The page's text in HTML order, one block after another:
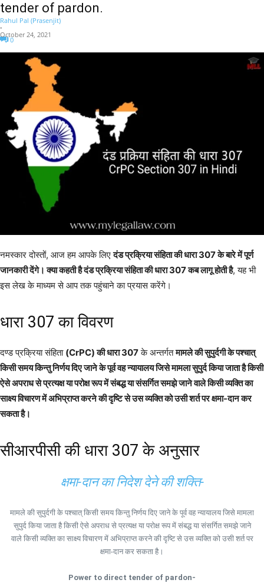
tender of pardon.
Rahul Pal (Prasenjit)
-
October 24, 2021
0
नमस्कार दोस्तों, आज हम आपके लिएदंड प्रक्रिया संहिता की धारा 307 के बारे में पूर्ण
जानकारी देंगे। क्या कहती है दंड प्रक्रिया संहिता की धारा 307 कब लागू होती है, यह भी
इस लेख के माध्यम से आप तक पहुंचाने का प्रयास करेंगे।
धारा 307 का विवरण
दण्ड प्रक्रिया संहिता (CrPC) की धारा 307के अन्तर्गतमामले की सुपुर्दगी के पश्चात्
किसी समय किन्तु निर्णय दिए जाने के पूर्व वह न्यायालय जिसे मामला सुपुर्द किया जाता है किसी
ऐसे अपराध से प्रत्यक्ष या परोक्ष रूप में संबद्ध या संसर्गित समझे जाने वाले किसी व्यक्ति का
साक्ष्य विचारण में अभिप्राप्त करने की दृष्टि से उस व्यक्ति को उसी शर्त पर क्षमा-दान कर
सकता है।
सीआरपीसी की धारा 307 के अनुसार
क्षमा-दान का निदेश देने की शक्ति-
मामले की सुपुर्दगी के पश्चात् किसी समय किन्तु निर्णय दिए जाने के पूर्व वह न्यायालय जिसे मामला
सुपुर्द किया जाता है किसी ऐसे अपराध से प्रत्यक्ष या परोक्ष रूप में संबद्ध या संसर्गित समझे जाने
वाले किसी व्यक्ति का साक्ष्य विचारण में अभिप्राप्त करने की दृष्टि से उस व्यक्ति को उसी शर्त पर
क्षमा-दान कर सकता है।
Power to direct tender of pardon-